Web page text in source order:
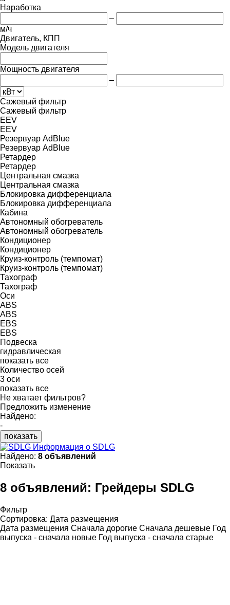
Наработка
–
м/ч
Двигатель, КПП
Модель двигателя
Мощность двигателя
–
Сажевый фильтр
Сажевый фильтр
EEV
EEV
Резервуар AdBlue
Резервуар AdBlue
Ретардер
Ретардер
Центральная смазка
Центральная смазка
Блокировка дифференциала
Блокировка дифференциала
Кабина
Автономный обогреватель
Автономный обогреватель
Кондиционер
Кондиционер
Круиз-контроль (темпомат)
Круиз-контроль (темпомат)
Тахограф
Тахограф
Оси
ABS
ABS
EBS
EBS
Подвеска
гидравлическая
показать все
Количество осей
3 оси
показать все
Не хватает фильтров?
Предложить изменение
Найдено:
-
показать
Информация о SDLG
Найдено: 8 объявлений
Показать
8 объявлений: Грейдеры SDLG
Фильтр
Сортировка: Дата размещения
Дата размещения Сначала дорогие Сначала дешевые Год
выпуска - сначала новые Год выпуска - сначала старые